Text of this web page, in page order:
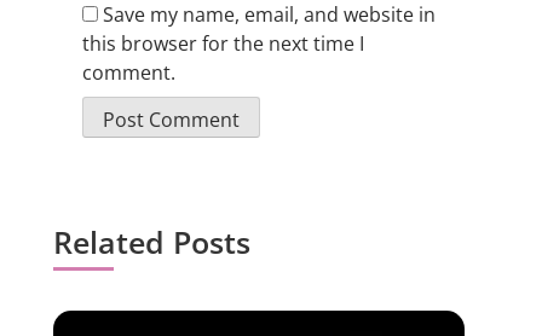
Save my name, email, and website in
this browser for the next time I
comment.
Related Posts